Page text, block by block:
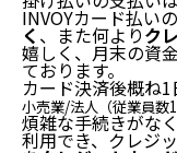
INVOYカード払い
く 、また何よりク
嬉しく、月末の資
ております。
カード決済後概ね1
小売業/法人（従業員数
煩雑な手続きがな
利用でき、クレジ